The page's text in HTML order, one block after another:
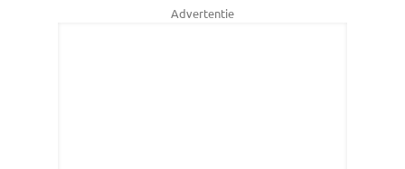
Advertentie